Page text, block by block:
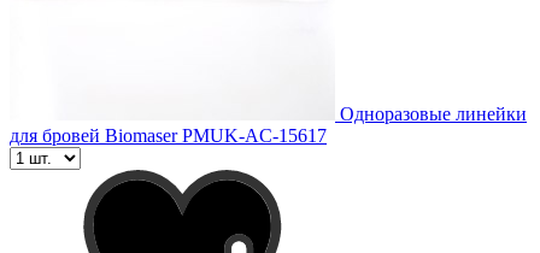
Одноразовые линейки
для бровей Biomaser PMUK-AC-15617